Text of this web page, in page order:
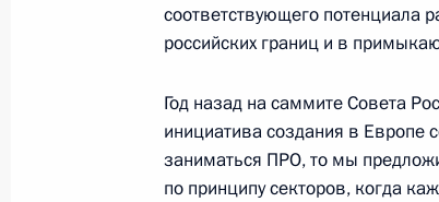
Обращение к гражданам
2 марта 2012 года, 04:00
соответствующего потенциала
российских границ и в
Год назад на саммите Совета
инициатива создания в Европе
заниматься ПРО, то мы
по принципу секторов, когда